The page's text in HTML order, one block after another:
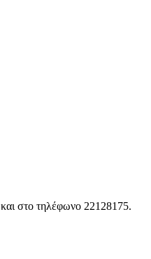
και στο τηλέφωνο 22128175.